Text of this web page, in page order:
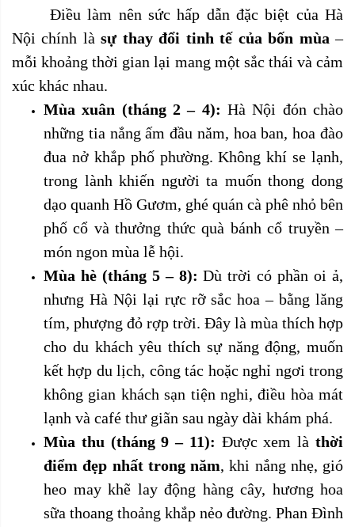
Điều làm nên sức hấp dẫn đặc biệt của Hà
Nội chính làsự thay đổi tinh tế của bốn mùa –
mỗi khoảng thời gian lại mang một sắc thái và cảm
xúc khác nhau.
Mùa xuân (tháng 2 – 4): Hà Nội đón chào
những tia nắng ấm đầu năm, hoa ban, hoa đào
đua nở khắp phố phường. Không khí se lạnh,
trong lành khiến người ta muốn thong dong
dạo quanh Hồ Gươm, ghé quán cà phê nhỏ bên
phố cổ và thưởng thức quà bánh cổ truyền –
món ngon mùa lễ hội.
Mùa hè (tháng 5 – 8): Dù trời có phần oi ả,
nhưng Hà Nội lại rực rỡ sắc hoa – bằng lăng
tím, phượng đỏ rợp trời. Đây là mùa thích hợp
cho du khách yêu thích sự năng động, muốn
kết hợp du lịch, công tác hoặc nghỉ ngơi trong
không gian khách sạn tiện nghi, điều hòa mát
lạnh và café thư giãn sau ngày dài khám phá.
Mùa thu (tháng 9 – 11): Được xem làthời
điểm đẹp nhất trong năm, khi nắng nhẹ, gió
heo may khẽ lay động hàng cây, hương hoa
sữa thoang thoảng khắp nẻo đường. Phan Đình